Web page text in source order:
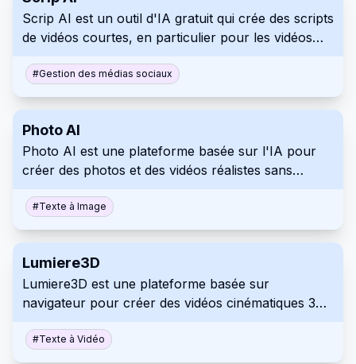
interface intuitive facilite un processus créatif
rapide et itératif.
Scrip AI est un outil d'IA gratuit qui crée des scripts
de vidéos courtes, en particulier pour les vidéos
engageants de 30 à 60 secondes, sans avoir
besoin de vous connecter.
#Gestion des médias sociaux
Photo AI
Photo AI est une plateforme basée sur l'IA pour
créer des photos et des vidéos réalistes sans
créent des personnages IA personnalisés à partir
de selfies et les mettent en scène dans divers
#Texte à Image
Lumiere3D
Lumiere3D est une plateforme basée sur
navigateur pour créer des vidéos cinématiques 3D.
éliminant ainsi le besoin de logiciels complexes ou
d'expertise technique, permettant à quiconque de
#Texte à Vidéo